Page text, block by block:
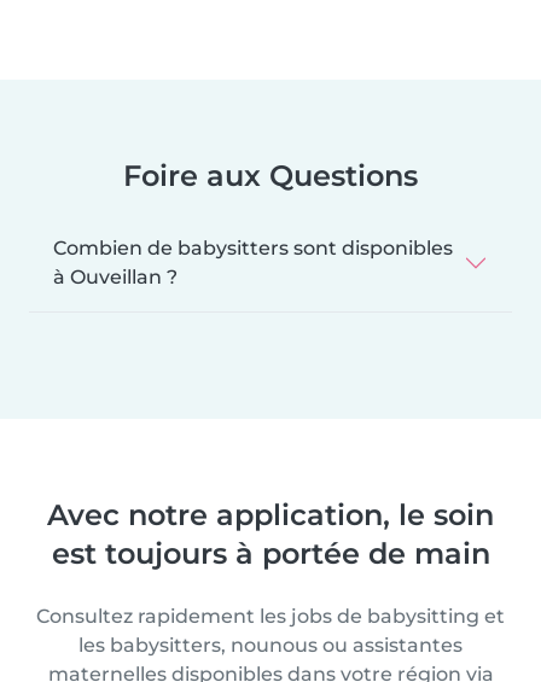
Foire aux Questions
Combien de babysitters sont disponibles
à Ouveillan ?
Avec notre application, le soin
est toujours à portée de main
Consultez rapidement les jobs de babysitting et
les babysitters, nounous ou assistantes
maternelles disponibles dans votre région via